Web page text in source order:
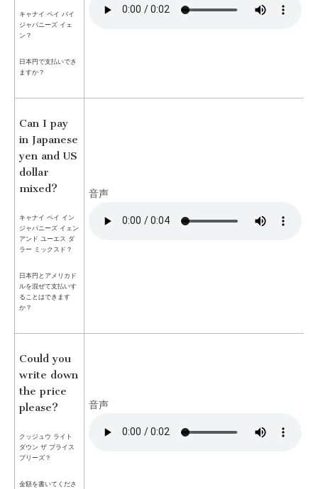
キャナイ ペイ バイ
ジャパニーズ イェ
ン？
日本円で支払いでき
ますか？
Can I pay
in Japanese
yen and US
dollar
mixed?
キャナイ ペイ イン
ジャパニーズ イェン
アンド ユーエス ダ
ラー ミックスド？
日本円とアメリカド
ルを混ぜて支払いす
ることはできます
か？
音声
Could you
write down
the price
please?
クッジュウ ライト
ダウン ザ プライス
プリーズ？
金額を書いてくださ
音声